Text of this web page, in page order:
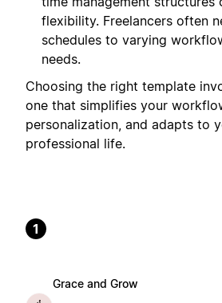
flexibility. Freelancers often
schedules to varying
needs.
Choosing the right template
one that simplifies your
personalization, and adapts to
professional life.
1
Grace and Grow